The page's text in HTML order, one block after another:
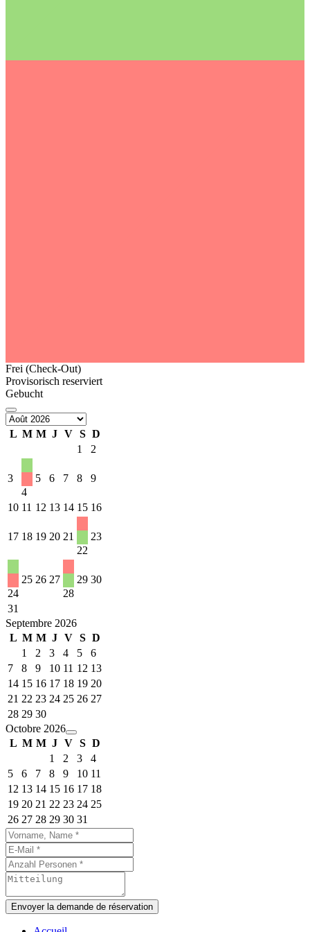
Frei (Check-Out)
Provisorisch reserviert
Gebucht
L M M J V S D
1
2
3
4
5 6 7 8 9
10 11 12 13 14 15 16
17 18 19 20 21
22
23
24
25 26 27
28
29 30
31
Septembre 2026
L M M J V S D
1
2 3 4 5
6
7
8 9 10 11 12 13
14 15 16 17 18 19 20
21 22 23 24 25 26 27
28 29 30
Octobre 2026
L M M J V S D
1
2 3
4
5
6 7 8 9 10 11
12 13 14 15 16 17 18
19 20 21 22 23 24 25
26 27 28 29 30 31
Envoyer la demande de réservation